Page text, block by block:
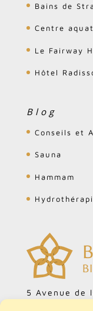
Bains de
Centre
Le Fairway
Hôtel
Blog
Conseils et
Sauna
Hammam
5 Avenue de